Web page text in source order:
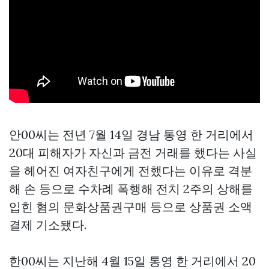
안00씨는 전년 7월 14일 경남 통영 한 거리에서
20대 피해자가 자신과 금전 거래를 했다는 사실
을 헤어진 여자친구에게 전했다는 이유로 격분
해 손 등으로 수차례 폭행해 전치 2주의 상해를
입힌 혐의 문화상품권구매 등으로 상품권 소액
결제 기소됐다.
한00씨는 지난해 4월 15일 통영 한 거리에서 20